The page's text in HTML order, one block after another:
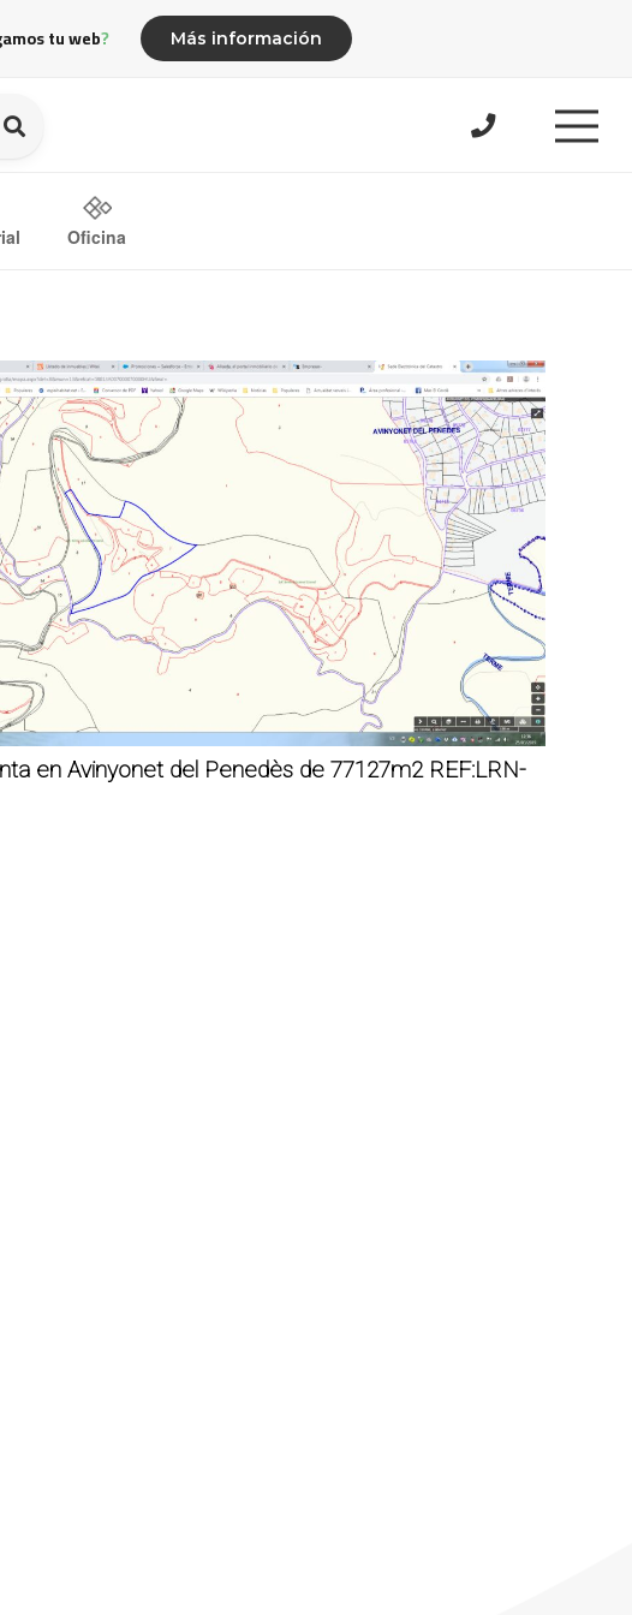
tu web? Más información
Oficina
en Avinyonet del Penedès de 77127m2 REF:LRN-